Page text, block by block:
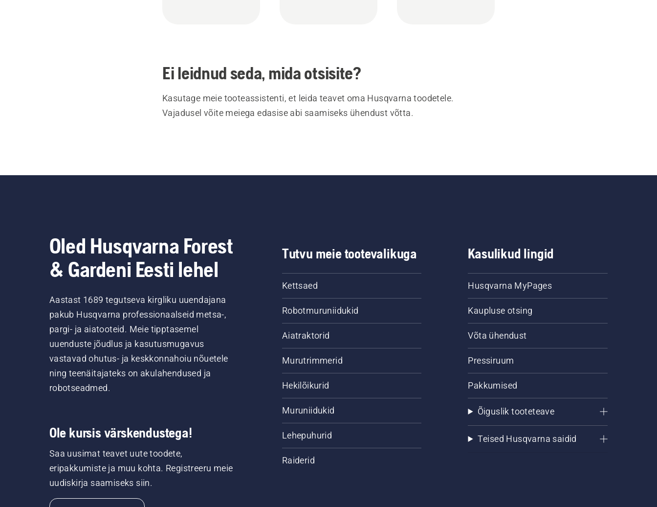
Ei leidnud seda, mida otsisite?
Kasutage meie tooteassistenti, et leida teavet oma Husqvarna toodetele.
Vajadusel võite meiega edasise abi saamiseks ühendust võtta.
Oled Husqvarna Forest
& Gardeni Eesti lehel
Aastast 1689 tegutseva kirgliku uuendajana
pakub Husqvarna professionaalseid metsa-,
pargi- ja aiatooteid. Meie tipptasemel
uuenduste jõudlus ja kasutusmugavus
vastavad ohutus- ja keskkonnahoiu nõuetele
ning teenäitajateks on akulahendused ja
robotseadmed.
Ole kursis värskendustega!
Saa uusimat teavet uute toodete,
eripakkumiste ja muu kohta. Registreeru meie
uudiskirja saamiseks siin.
Tutvu meie tootevalikuga
Kettsaed
Robotmuruniidukid
Aiatraktorid
Murutrimmerid
Hekilõikurid
Muruniidukid
Lehepuhurid
Raiderid
Kasulikud lingid
Husqvarna MyPages
Kaupluse otsing
Võta ühendust
Pressiruum
Pakkumised
Õiguslik tooteteave
Teised Husqvarna saidid